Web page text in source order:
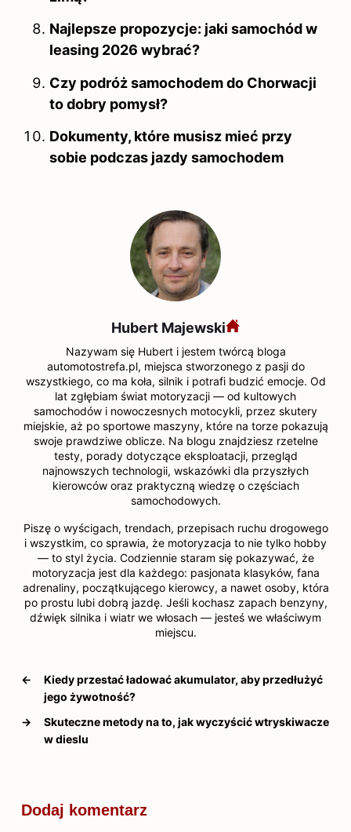
Najlepsze propozycje: jaki samochód w
leasing 2026 wybrać?
Czy podróż samochodem do Chorwacji
to dobry pomysł?
Dokumenty, które musisz mieć przy
sobie podczas jazdy samochodem
Hubert Majewski
Nazywam się Hubert i jestem twórcą bloga
automotostrefa.pl, miejsca stworzonego z pasji do
wszystkiego, co ma koła, silnik i potrafi budzić emocje. Od
lat zgłębiam świat motoryzacji — od kultowych
samochodów i nowoczesnych motocykli, przez skutery
miejskie, aż po sportowe maszyny, które na torze pokazują
swoje prawdziwe oblicze. Na blogu znajdziesz rzetelne
testy, porady dotyczące eksploatacji, przegląd
najnowszych technologii, wskazówki dla przyszłych
kierowców oraz praktyczną wiedzę o częściach
samochodowych.
Piszę o wyścigach, trendach, przepisach ruchu drogowego
i wszystkim, co sprawia, że motoryzacja to nie tylko hobby
— to styl życia. Codziennie staram się pokazywać, że
motoryzacja jest dla każdego: pasjonata klasyków, fana
adrenaliny, początkującego kierowcy, a nawet osoby, która
po prostu lubi dobrą jazdę. Jeśli kochasz zapach benzyny,
dźwięk silnika i wiatr we włosach — jesteś we właściwym
miejscu.
←
Kiedy przestać ładować akumulator, aby przedłużyć
jego żywotność?
→
Skuteczne metody na to, jak wyczyścić wtryskiwacze
w dieslu
Dodaj komentarz